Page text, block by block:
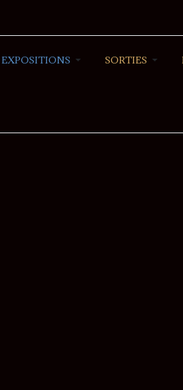
EXPOSITIONS SORTIES